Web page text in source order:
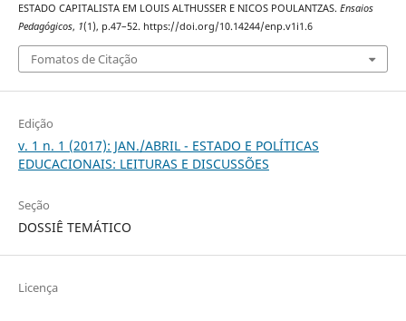
ESTADO CAPITALISTA EM LOUIS ALTHUSSER E NICOS POULANTZAS. Ensaios
Pedagógicos, 1(1), p.47–52. https://doi.org/10.14244/enp.v1i1.6
Fomatos de Citação
Edição
v. 1 n. 1 (2017): JAN./ABRIL - ESTADO E POLÍTICAS
EDUCACIONAIS: LEITURAS E DISCUSSÕES
Seção
DOSSIÊ TEMÁTICO
Licença